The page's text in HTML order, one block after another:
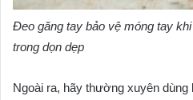
Đeo găng tay bảo vệ móng tay
trong dọn dẹp
Ngoài ra, hãy thường xuyên